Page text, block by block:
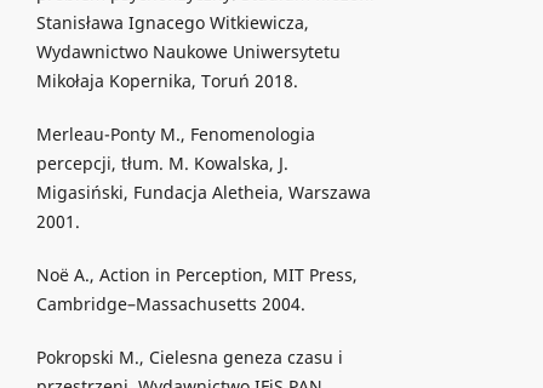
Stanisława Ignacego Witkiewicza,
Wydawnictwo Naukowe Uniwersytetu
Mikołaja Kopernika, Toruń 2018.
Merleau-Ponty M., Fenomenologia
percepcji, tłum. M. Kowalska, J.
Migasiński, Fundacja Aletheia, Warszawa
2001.
Noë A., Action in Perception, MIT Press,
Cambridge–Massachusetts 2004.
Pokropski M., Cielesna geneza czasu i